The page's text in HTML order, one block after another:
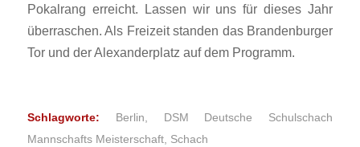
Pokalrang erreicht. Lassen wir uns für dieses Jahr
überraschen. Als Freizeit standen das Brandenburger
Tor und der Alexanderplatz auf dem Programm.
Schlagworte: Berlin
DSM Deutsche Schulschach
Mannschafts Meisterschaft, Schach